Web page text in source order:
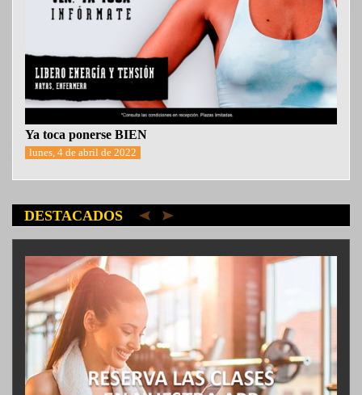
Ya toca ponerse BIEN
lunes, 4 de abril de 2022
DESTACADOS